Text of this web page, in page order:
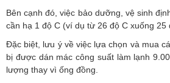
Bên cạnh đó, việc bảo dưỡng, vệ sinh
cần hạ 1 độ C (ví dụ từ 26 độ C xuống
Đặc biệt, lưu ý về việc lựa chọn và mua
bị được dán mác công suất làm lạnh
lượng thay vì ống đồng.